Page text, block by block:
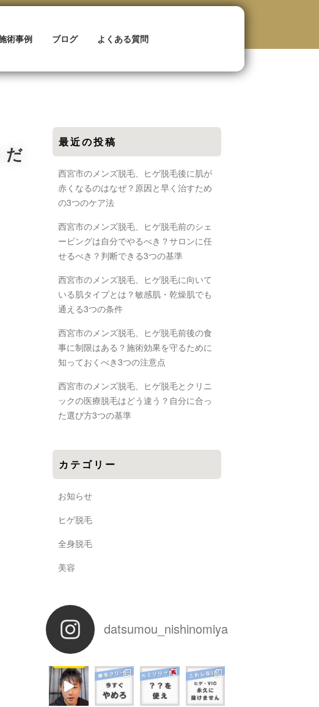
術事例 ブログ よくある質問
だ
最近の投稿
西宮市のメンズ脱毛、ヒゲ脱毛後に肌が
赤くなるのはなぜ？原因と早く治すため
の3つのケア法
西宮市のメンズ脱毛、ヒゲ脱毛前のシェ
ービングは自分でやるべき？サロンに任
せるべき？判断できる3つの基準
西宮市のメンズ脱毛、ヒゲ脱毛に向いて
いる肌タイプとは？敏感肌・乾燥肌でも
通える3つの条件
西宮市のメンズ脱毛、ヒゲ脱毛前後の食
事に制限はある？施術効果を守るために
知っておくべき3つの注意点
西宮市のメンズ脱毛、ヒゲ脱毛とクリニ
ックの医療脱毛はどう違う？自分に合っ
た選び方3つの基準
カテゴリー
お知らせ
ヒゲ脱毛
全身脱毛
美容
datsumou_nishinomiya